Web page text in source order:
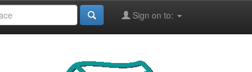
Sign on to: